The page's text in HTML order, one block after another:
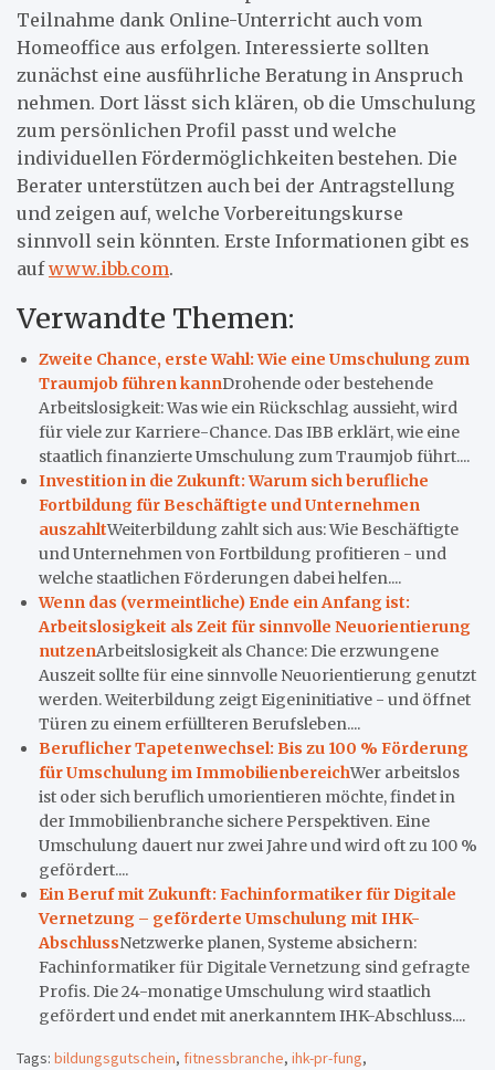
Teilnahme dank Online-Unterricht auch vom
Homeoffice aus erfolgen. Interessierte sollten
zunächst eine ausführliche Beratung in Anspruch
nehmen. Dort lässt sich klären, ob die Umschulung
zum persönlichen Profil passt und welche
individuellen Fördermöglichkeiten bestehen. Die
Berater unterstützen auch bei der Antragstellung
und zeigen auf, welche Vorbereitungskurse
sinnvoll sein könnten. Erste Informationen gibt es
aufwww.ibb.com.
Verwandte Themen:
Zweite Chance, erste Wahl: Wie eine Umschulung zum
Traumjob führen kannDrohende oder bestehende
Arbeitslosigkeit: Was wie ein Rückschlag aussieht, wird
für viele zur Karriere-Chance. Das IBB erklärt, wie eine
staatlich finanzierte Umschulung zum Traumjob führt....
Investition in die Zukunft: Warum sich berufliche
Fortbildung für Beschäftigte und Unternehmen
auszahltWeiterbildung zahlt sich aus: Wie Beschäftigte
und Unternehmen von Fortbildung profitieren - und
welche staatlichen Förderungen dabei helfen....
Wenn das (vermeintliche) Ende ein Anfang ist:
Arbeitslosigkeit als Zeit für sinnvolle Neuorientierung
nutzenArbeitslosigkeit als Chance: Die erzwungene
Auszeit sollte für eine sinnvolle Neuorientierung genutzt
werden. Weiterbildung zeigt Eigeninitiative - und öffnet
Türen zu einem erfüllteren Berufsleben....
Beruflicher Tapetenwechsel: Bis zu 100 % Förderung
für Umschulung im ImmobilienbereichWer arbeitslos
ist oder sich beruflich umorientieren möchte, findet in
der Immobilienbranche sichere Perspektiven. Eine
Umschulung dauert nur zwei Jahre und wird oft zu 100 %
gefördert....
Ein Beruf mit Zukunft: Fachinformatiker für Digitale
Vernetzung – geförderte Umschulung mit IHK-
AbschlussNetzwerke planen, Systeme absichern:
Fachinformatiker für Digitale Vernetzung sind gefragte
Profis. Die 24-monatige Umschulung wird staatlich
gefördert und endet mit anerkanntem IHK-Abschluss....
Tags: bildungsgutschein, fitnessbranche, ihk-pr-fung,